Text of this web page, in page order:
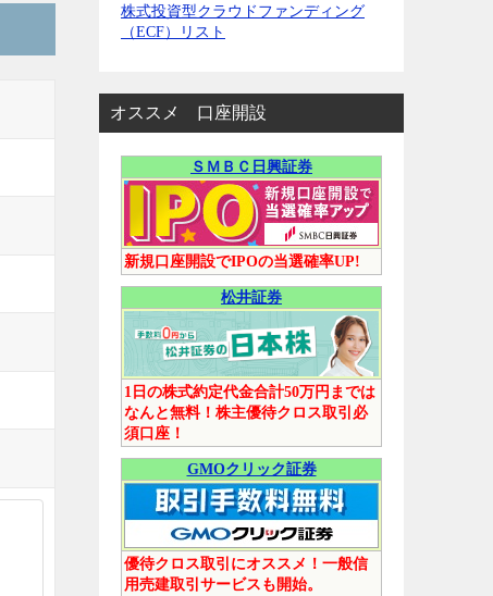
株式投資型クラウドファンディング
（ECF）リスト
オススメ 口座開設
ＳＭＢＣ日興証券
新規口座開設でIPOの当選確率UP!
松井証券
1日の株式約定代金合計50万円までは
なんと無料！株主優待クロス取引必
須口座！
GMOクリック証券
優待クロス取引にオススメ！一般信
用売建取引サービスも開始。